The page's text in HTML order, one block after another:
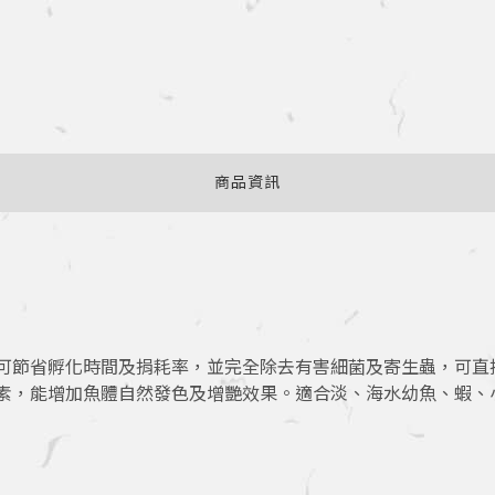
商品資訊
省孵化時間及捐耗率，並完全除去有害細菌及寄生蟲，可
能增加魚體自然發色及增艷效果。適合淡、海水幼魚、蝦